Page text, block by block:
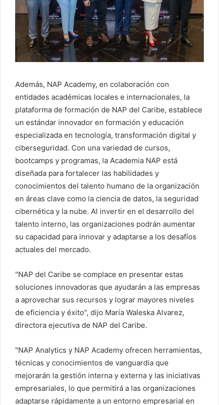
Además, NAP Academy, en colaboración con
entidades académicas locales e internacionales, la
plataforma de formación de NAP del Caribe, establece
un estándar innovador en formación y educación
especializada en tecnología, transformación digital y
ciberseguridad. Con una variedad de cursos,
bootcamps y programas, la Academia NAP está
diseñada para fortalecer las habilidades y
conocimientos del talento humano de la organización
en áreas clave como la ciencia de datos, la seguridad
cibernética y la nube. Al invertir en el desarrollo del
talento interno, las organizaciones podrán aumentar
su capacidad para innovar y adaptarse a los desafíos
actuales del mercado.
"NAP del Caribe se complace en presentar estas
soluciones innovadoras que ayudarán a las empresas
a aprovechar sus recursos y lograr mayores niveles
de eficiencia y éxito", dijo María Waleska Alvarez,
directora ejecutiva de NAP del Caribe.
"NAP Analytics y NAP Academy ofrecen herramientas,
técnicas y conocimientos de vanguardia que
mejorarán la gestión interna y externa y las iniciativas
empresariales, lo que permitirá a las organizaciones
adaptarse rápidamente a un entorno empresarial en